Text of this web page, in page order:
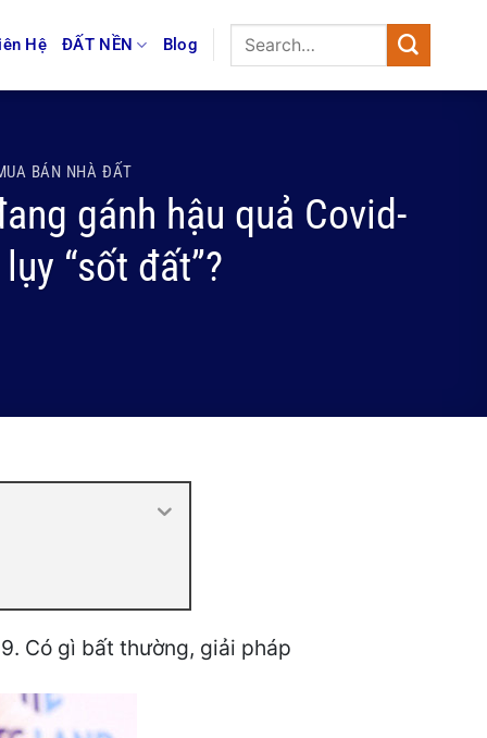
Hệ ĐẤT NỀN Blog
BÁN NHÀ ĐẤT
gánh hậu quả Covid-
“sốt đất”?
Có gì bất thường, giải pháp